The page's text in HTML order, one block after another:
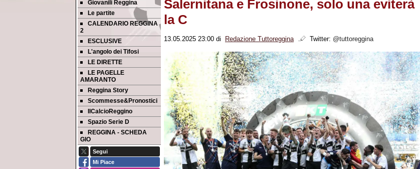
Giovanili Reggina
Le partite
CALENDARIO REGGINA
2
ESCLUSIVE
L'angolo dei Tifosi
LE DIRETTE
LE PAGELLE
AMARANTO
Reggina Story
Scommesse&Pronostici
IlCalcioReggino
Spazio Serie D
REGGINA - SCHEDA
GIO
Segui
Mi Piace
Salernitana e Frosinone, solo una eviterà
la C
13.05.2025 23:00 di Redazione Tuttoreggina Twitter: @tuttoreggina